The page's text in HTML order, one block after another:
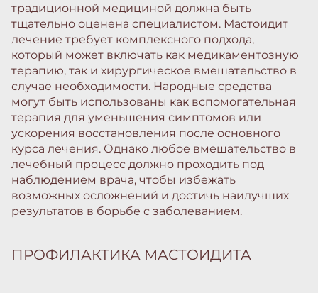
традиционной медициной должна быть
тщательно оценена специалистом. Мастоидит
лечение требует комплексного подхода,
который может включать как медикаментозную
терапию, так и хирургическое вмешательство в
случае необходимости. Народные средства
могут быть использованы как вспомогательная
терапия для уменьшения симптомов или
ускорения восстановления после основного
курса лечения. Однако любое вмешательство в
лечебный процесс должно проходить под
наблюдением врача, чтобы избежать
возможных осложнений и достичь наилучших
результатов в борьбе с заболеванием.
ПРОФИЛАКТИКА МАСТОИДИТА